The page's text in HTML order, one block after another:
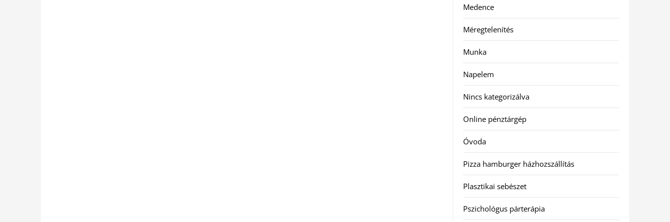
Medence
Méregtelenítés
Munka
Napelem
Nincs kategorizálva
Online pénztárgép
Óvoda
Pizza hamburger házhozszállítás
Plasztikai sebészet
Pszichológus párterápia